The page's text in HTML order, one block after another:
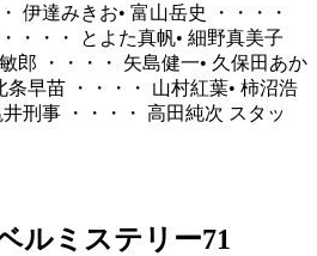
伊達みきお• 富山岳史 ・・・・
・・・ とよた真帆• 細野真美子
郎 ・・・・ 矢島健一• 久保田あか
条早苗 ・・・・ 山村紅葉• 柿沼浩
刑事 ・・・・ 高田純次 スタッ
ルミステリー71